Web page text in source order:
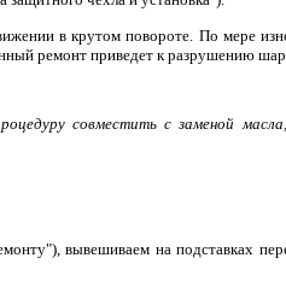
в крутом повороте. По мере
ремонт приведет к разрушению
совместить с заменой
вывешиваем на подставках